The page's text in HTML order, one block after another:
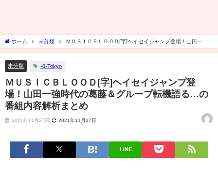
ホーム 未分類
ＭＵＳＩＣＢＬＯＯＤ[字]ヘイセイジャンプ登場！山田一強
時代の葛藤＆グループ転機語る…の番組内容解析まとめ
未分類 -0-Tokyo
ＭＵＳＩＣＢＬＯＯＤ[字]ヘイセイジャンプ登
場！山田一強時代の葛藤＆グループ転機語る…の
番組内容解析まとめ
2021年11月27日 2021年11月27日
LINE